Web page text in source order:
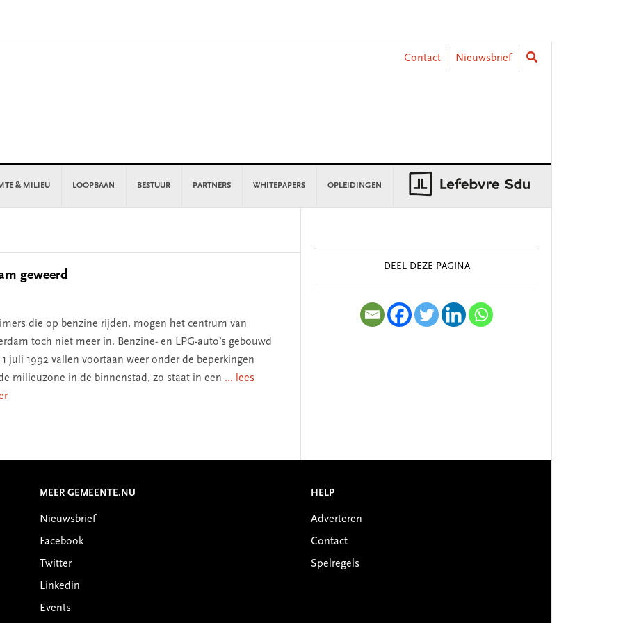
Contact
Nieuwsbrief
& MILIEU LOOPBAAN BESTUUR PARTNERS WHITEPAPERS OPLEIDINGEN
geweerd
die op benzine rijden, mogen het centrum van
toch niet meer in. Benzine- en LPG-auto’s gebouwd
juli 1992 vallen voortaan weer onder de beperkingen
milieuzone in de binnenstad, zo staat in een ... lees
Sidebar
DEEL DEZE PAGINA
MEER GEMEENTE.NU
Nieuwsbrief
Facebook
Twitter
Linkedin
Events
HELP
Adverteren
Contact
Spelregels